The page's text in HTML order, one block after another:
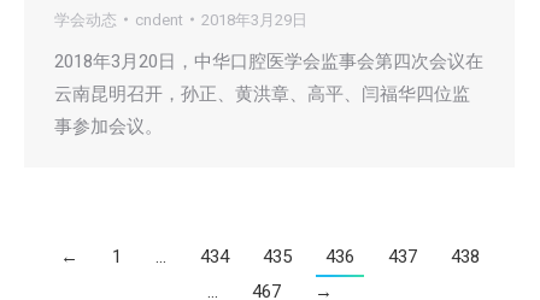
学会动态 cndent 2018年3月29日
2018年3月20日，中华口腔医学会监事会第四次会议在
云南昆明召开，孙正、黄洪章、高平、闫福华四位监
事参加会议。
← 1 … 434 435 436 437
438
…
467 →